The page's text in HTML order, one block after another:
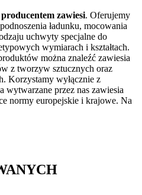
producentem zawiesi. Oferujemy
ładunku, mocowania
uchwyty specjalne do
wymiarach i kształtach.
można znaleźć zawiesia
z tworzyw sztucznych oraz
Korzystamy wyłącznie z
wytwarzane przez nas zawiesia
normy europejskie i krajowe. Na